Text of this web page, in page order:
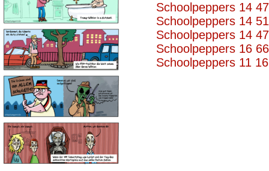
Schoolpeppers 14
Schoolpeppers 14
Schoolpeppers 14
Schoolpeppers 16
Schoolpeppers 11